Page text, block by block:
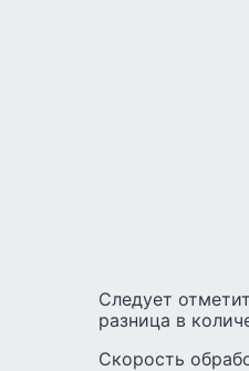
Следует
разница в
Скорость